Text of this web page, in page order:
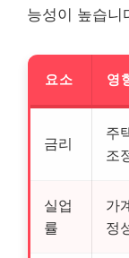
능성이 높습니
요소 영
금리
주
조
실업
률
가
정